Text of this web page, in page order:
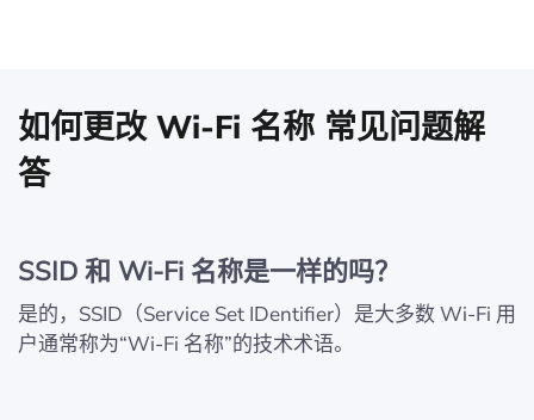
如何更改 Wi‑Fi 名称 常见问题解
答
SSID 和 Wi‑Fi 名称是一样的吗？
是的，SSID（Service Set IDentifier）是大多数 Wi‑Fi 用
户通常称为“Wi‑Fi 名称”的技术术语。